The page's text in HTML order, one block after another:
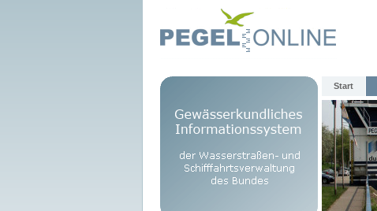
Start